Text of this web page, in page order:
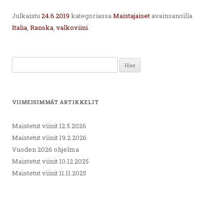
Julkaistu24.6.2019 kategoriassaMaistajaiset avainsanoilla
Italia, Ranska, valkoviini.
VIIMEISIMMÄT ARTIKKELIT
Maistetut viinit 12.5.2026
Maistetut viinit 19.2.2026
Vuoden 2026 ohjelma
Maistetut viinit 10.12.2025
Maistetut viinit 11.11.2025